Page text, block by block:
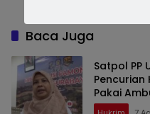
Baca Juga
Satpol PP
Pencurian
Pakai